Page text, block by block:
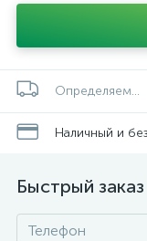
Определяем...
Наличный и
Быстрый заказ